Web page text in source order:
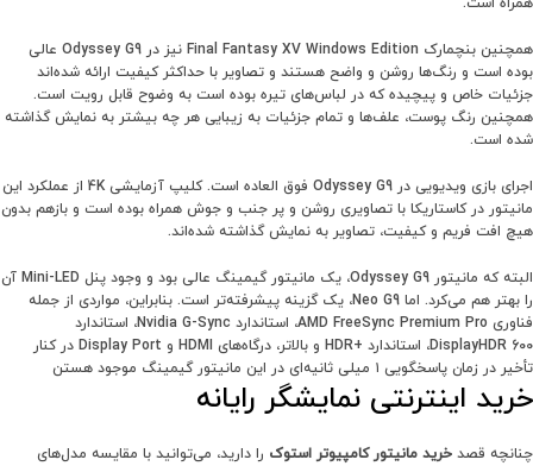
همچنین بنچمارک Final Fantasy XV Windows Edition نیز در Odyssey G9 عالی
بوده است و رنگ‌ها روشن و واضح هستند و تصاویر با حداکثر کیفیت ارائه شده‌اند
جزئیات خاص و پیچیده که در لباس‌های تیره بوده است به وضوح قابل رویت است.
همچنین رنگ پوست، علف‌ها و تمام جزئیات به زیبایی هر چه بیشتر به نمایش گذاشته
شده است.
اجرای بازی ویدیویی در Odyssey G9 فوق العاده است. کلیپ آزمایشی 4K از عملکرد این
مانیتور در کاستاریکا با تصاویری روشن و پر جنب و جوش همراه بوده است و بازهم بدون
هیچ افت فریم و کیفیت، تصاویر به نمایش گذاشته شده‌‌اند.
البته که مانیتور Odyssey G9، یک مانیتور گیمینگ عالی بود و وجود پنل Mini-LED آن
را بهتر هم می‌کرد. اما Neo G9، یک گزینه پیشرفته‌تر است. بنابراین، مواردی از جمله
فناوری AMD FreeSync Premium Pro، استاندارد Nvidia G-Sync، استاندارد
DisplayHDR 600، استاندارد +HDR و بالاتر، درگاه‌های HDMI و Display Port در کنار
تأخیر در زمان پاسخگویی ١ میلی ثانیه‌ای در این مانیتور گیمینگ موجود هستن
خرید اینترنتی نمایشگر رایانه
چنانچه قصد خرید مانیتور کامپیوتر استوک را دارید، می‌توانید با مقایسه مدل‌های